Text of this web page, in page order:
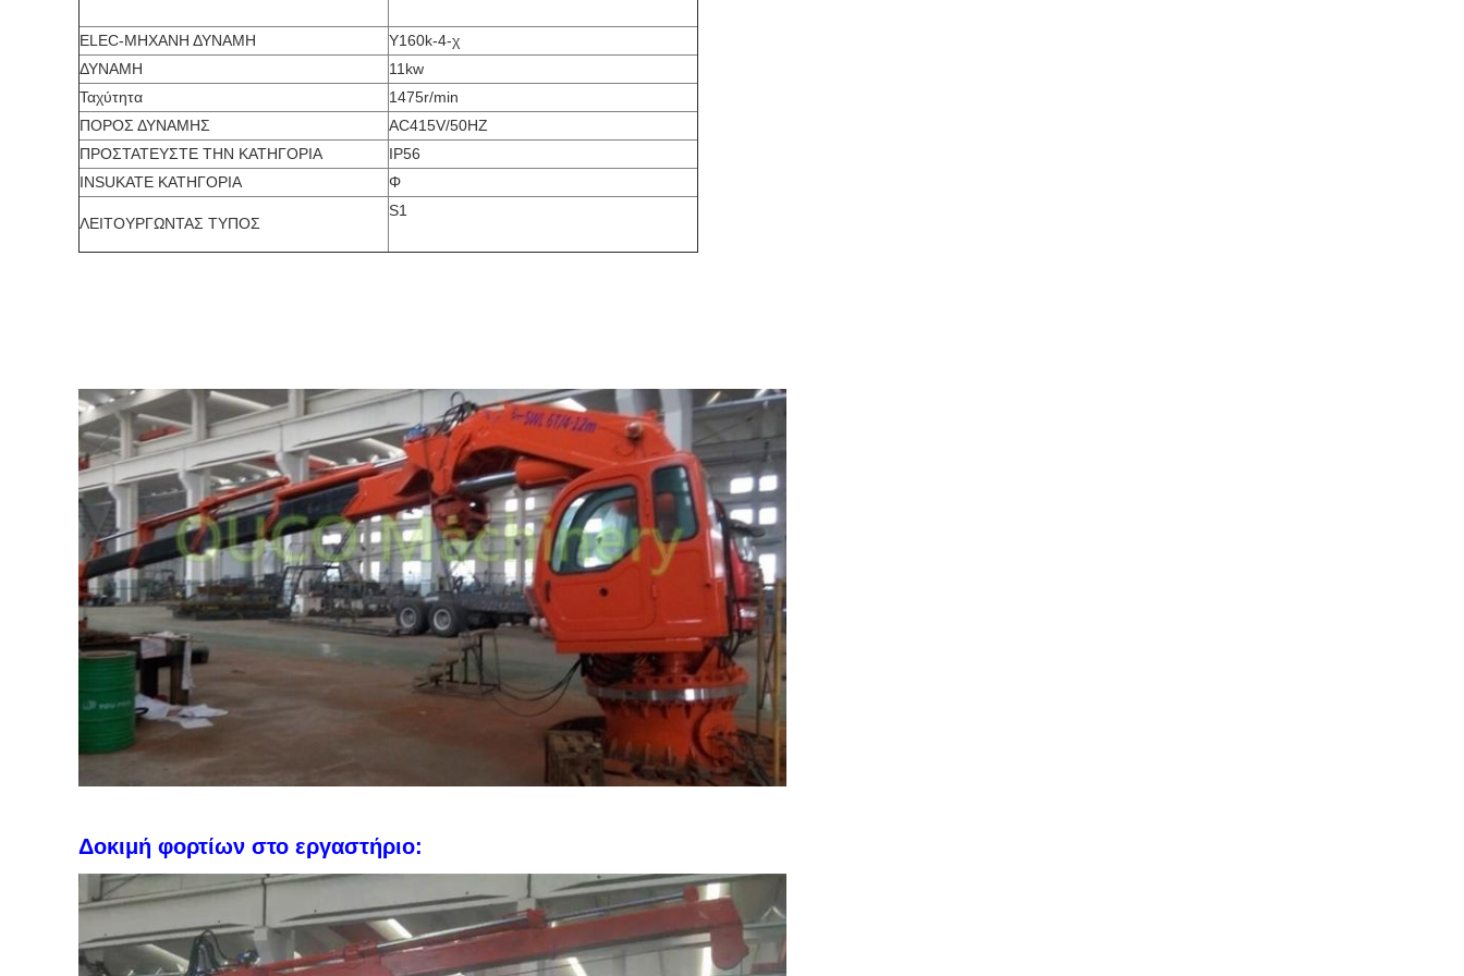
ELEC-ΜΗΧΑΝΗ ΔΥΝΑΜΗ
Y160k-4-χ
ΔΥΝΑΜΗ
11kw
Ταχύτητα
1475r/min
ΠΟΡΟΣ ΔΥΝΑΜΗΣ
AC415V/50HZ
ΠΡΟΣΤΑΤΕΥΣΤΕ ΤΗΝ ΚΑΤΗΓΟΡΙΑ
IP56
INSUKATE ΚΑΤΗΓΟΡΙΑ
Φ
ΛΕΙΤΟΥΡΓΩΝΤΑΣ ΤΥΠΟΣ
S1
Δοκιμή φορτίων στο εργαστήριο: